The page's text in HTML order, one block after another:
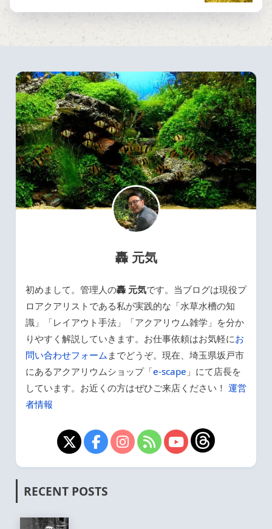
轟 元気
初めまして。管理人の轟 元気です。当ブログは現役プ
ロアクアリストである私が実践的な「水草水槽の知
識」「レイアウト手法」「アクアリウム雑学」を分か
りやすく解説していきます。お仕事依頼はお気軽にお
問い合わせフォーム までどうぞ。現在、埼玉県坂戸市
にあるアクアリウムショップ「e-scape 」にて店長を
しています。お近くの方はぜひご来店ください！ 運営
者情報
RECENT POSTS